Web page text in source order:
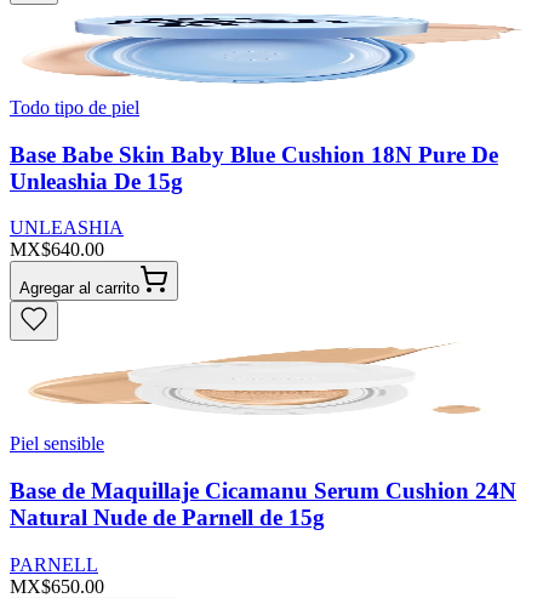
Todo tipo de piel
Base Babe Skin Baby Blue Cushion 18N Pure De
Unleashia De 15g
UNLEASHIA
MX$640.00
Agregar al carrito
Piel sensible
Base de Maquillaje Cicamanu Serum Cushion 24N
Natural Nude de Parnell de 15g
PARNELL
MX$650.00